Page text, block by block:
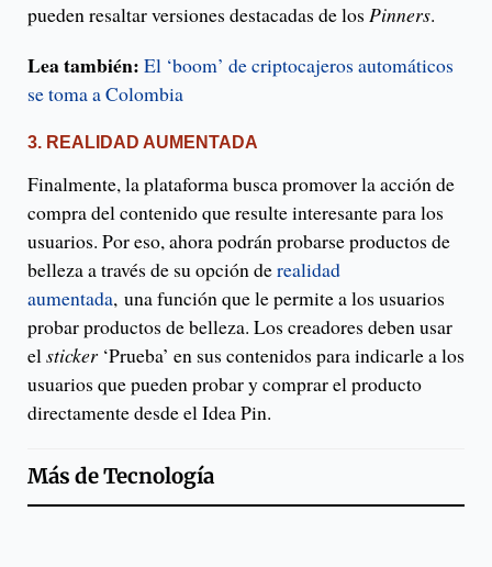
pueden resaltar versiones destacadas de los Pinners.
Lea también: El ‘boom’ de criptocajeros automáticos
se toma a Colombia
3. REALIDAD AUMENTADA
Finalmente, la plataforma busca promover la acción de
compra del contenido que resulte interesante para los
usuarios. Por eso, ahora podrán probarse productos de
belleza a través de su opción derealidad
aumentada, una función que le permite a los usuarios
probar productos de belleza. Los creadores deben usar
elsticker ‘Prueba’ en sus contenidos para indicarle a los
usuarios que pueden probar y comprar el producto
directamente desde el Idea Pin.
Más deTecnología